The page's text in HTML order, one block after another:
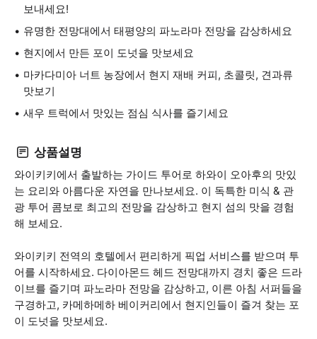
보내세요!
유명한 전망대에서 태평양의 파노라마 전망을 감상하세요
현지에서 만든 포이 도넛을 맛보세요
마카다미아 너트 농장에서 현지 재배 커피, 초콜릿, 견과류
맛보기
새우 트럭에서 맛있는 점심 식사를 즐기세요
상품설명
와이키키에서 출발하는 가이드 투어로 하와이 오아후의 맛있
는 요리와 아름다운 자연을 만나보세요. 이 독특한 미식 & 관
광 투어 콤보로 최고의 전망을 감상하고 현지 섬의 맛을 경험
해 보세요.
와이키키 전역의 호텔에서 편리하게 픽업 서비스를 받으며 투
어를 시작하세요. 다이아몬드 헤드 전망대까지 경치 좋은 드라
이브를 즐기며 파노라마 전망을 감상하고, 이른 아침 서퍼들을
구경하고, 카메하메하 베이커리에서 현지인들이 즐겨 찾는 포
이 도넛을 맛보세요.